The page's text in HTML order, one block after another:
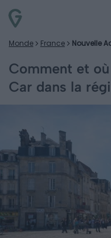
Monde France Nouvelle
Comment et
Car dans la